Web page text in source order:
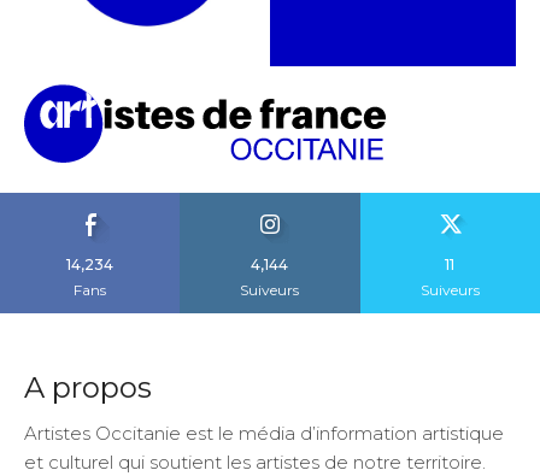
14,234
Fans
4,144
Suiveurs
11
Suiveurs
A propos
Artistes Occitanie est le média d’information artistique
et culturel qui soutient les artistes de notre territoire.